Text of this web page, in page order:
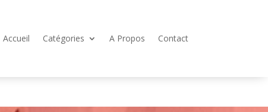
Accueil Catégories A Propos Contact